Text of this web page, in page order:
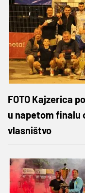
FOTO Kajzerica
u napetom finalu
vlasništvo